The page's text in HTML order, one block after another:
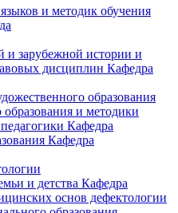
и методик обучения
и зарубежной истории и
дисциплин Кафедра
образования
и методики
Кафедра
Кафедра
и детства Кафедра
основ дефектологии